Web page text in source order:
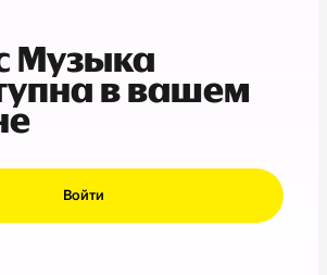
Музыка
в вашем
Войти